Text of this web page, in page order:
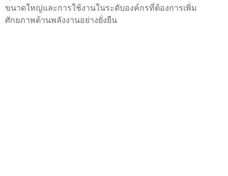
ขนาดใหญ่และการใช้งานในระดับองค์กรที่ต้องการเพิ่ม
ศักยภาพด้านพลังงานอย่างยั่งยืน